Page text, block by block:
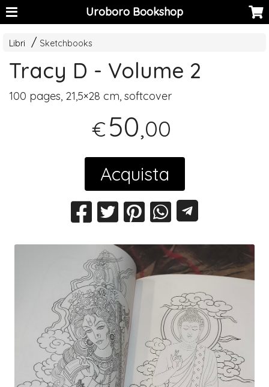
Uroboro Bookshop
Libri Sketchbooks
Tracy D - Volume 2
100 pages, 21,5×28 cm, softcover
€50,00
Acquista